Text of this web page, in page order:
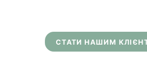
СТАТИ НАШИМ